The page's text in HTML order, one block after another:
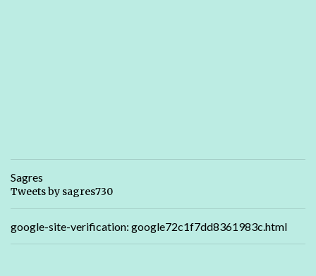
Sagres
Tweets by sagres730
google-site-verification: google72c1f7dd8361983c.html